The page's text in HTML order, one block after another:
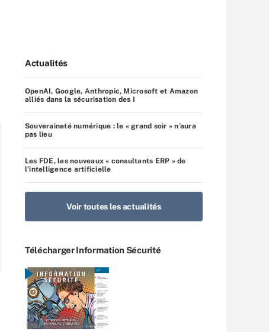
Actualités
OpenAI, Google, Anthropic, Microsoft et Amazon
alliés dans la sécurisation des I
Souveraineté numérique : le « grand soir » n’aura
pas lieu
Les FDE, les nouveaux « consultants ERP » de
l’intelligence artificielle
Voir toutes les actualités
Télécharger Information Sécurité